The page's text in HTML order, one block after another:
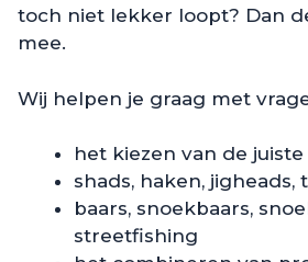
toch niet lekker loopt? Dan
mee.
Wij helpen je graag met
het kiezen van de
shads, haken,
baars, snoekbaars,
streetfishing